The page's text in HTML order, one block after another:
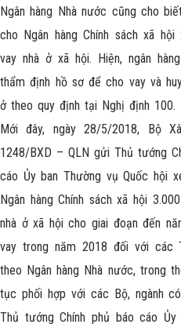
Ngân hàng Nhà nước cũng cho
cho Ngân hàng Chính sách xã
vay nhà ở xã hội. Hiện, ngân
thẩm định hồ sơ để cho vay và
ở theo quy định tại Nghị định 100.
Mới đây, ngày 28/5/2018, Bộ
1248/BXD – QLN gửi Thủ tướng
cáo Ủy ban Thường vụ Quốc hội
Ngân hàng Chính sách xã hội
nhà ở xã hội cho giai đoạn đến
vay trong năm 2018 đối với các
theo Ngân hàng Nhà nước, trong
tục phối hợp với các Bộ, ngành
Thủ tướng Chính phủ báo cáo